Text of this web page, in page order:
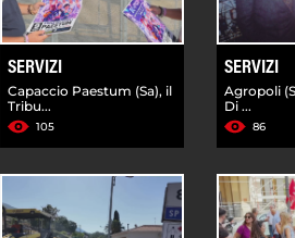
SERVIZI
Capaccio Paestum (Sa), il
Tribu...
105
SERVIZI
Agropoli
Di ...
86